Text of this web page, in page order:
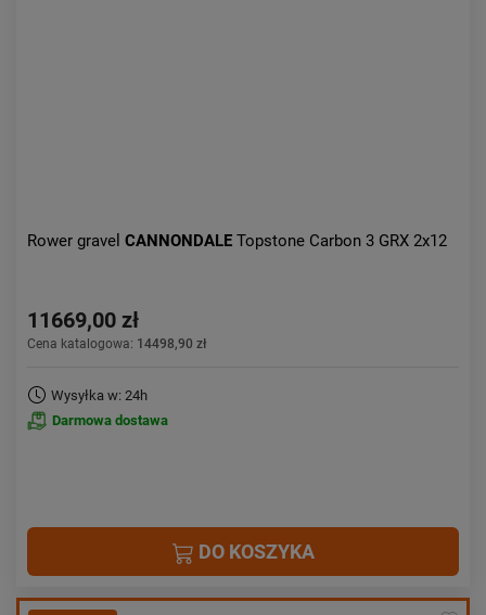
Rower gravel CANNONDALE Topstone Carbon 3 GRX 2x12
11669,00 zł
Cena katalogowa: 14498,90 zł
Wysyłka w: 24h
Darmowa dostawa
DO KOSZYKA